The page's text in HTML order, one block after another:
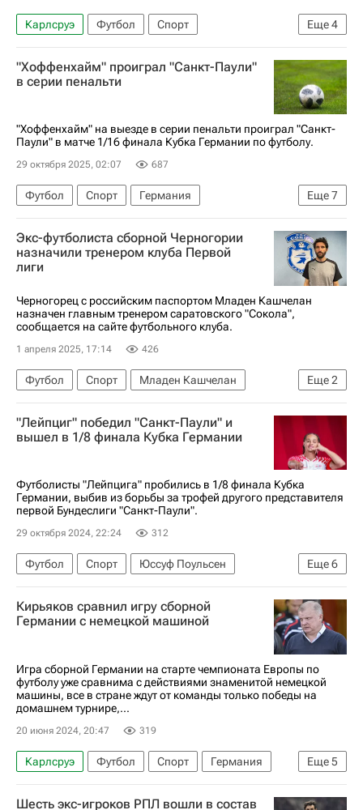
Еще4
Карлсруэ Футбол
Спорт
Младен Кашчелан
Сокол (Саратов)
Ягеллония
Первая лига
"Хоффенхайм" проиграл "Санкт-Паули"
в серии пенальти
"Хоффенхайм" на выезде в серии пенальти проиграл "Санкт-
Паули" в матче 1/16 финала Кубка Германии по футболу.
29 октября 2025, 02:07 687
Еще7
Футбол Спорт
Германия
Гамбург (город)
Андрей Крамарич
Хоффенхайм
Бундеслига
Санкт-Паули
Аугсбург
Экс-футболиста сборной Черногории
назначили тренером клуба Первой
лиги
Черногорец с российским паспортом Младен Кашчелан
назначен главным тренером саратовского "Сокола",
сообщается на сайте футбольного клуба.
1 апреля 2025, 17:14 426
Еще2
Футбол Спорт
Младен Кашчелан
Сокол (Саратов)
Первая лига
"Лейпциг" победил "Санкт-Паули" и
вышел в 1/8 финала Кубка Германии
Футболисты "Лейпцига" пробились в 1/8 финала Кубка
Германии, выбив из борьбы за трофей другого представителя
первой Бундеслиги "Санкт-Паули".
29 октября 2024, 22:24 312
Еще6
Футбол Спорт
Юссуф Поульсен
Кристоф Баумгартнер
Хаби Алонсо
Санкт-Паули
Байер 04
Аугсбург
Кирьяков сравнил игру сборной
Германии с немецкой машиной
Игра сборной Германии на старте чемпионата Европы по
футболу уже сравнима с действиями знаменитой немецкой
машины, все в стране ждут от команды только победы на
домашнем турнире,...
20 июня 2024, 20:47 319
Еще5
Карлсруэ Футбол Спорт
Германия
Россия
Шотландия
Сергей Кирьяков
Шесть экс-игроков РПЛ вошли в состав